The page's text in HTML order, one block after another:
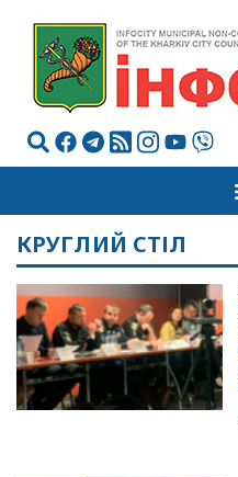
КРУГЛИЙ СТІЛ